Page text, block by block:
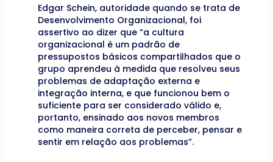
Edgar Schein, autoridade quando se trata de
Desenvolvimento Organizacional, foi
assertivo ao dizer que “a cultura
organizacional é um padrão de
pressupostos básicos compartilhados que o
grupo aprendeu à medida que resolveu seus
problemas de adaptação externa e
integração interna, e que funcionou bem o
suficiente para ser considerado válido e,
portanto, ensinado aos novos membros
como maneira correta de perceber, pensar e
sentir em relação aos problemas”.